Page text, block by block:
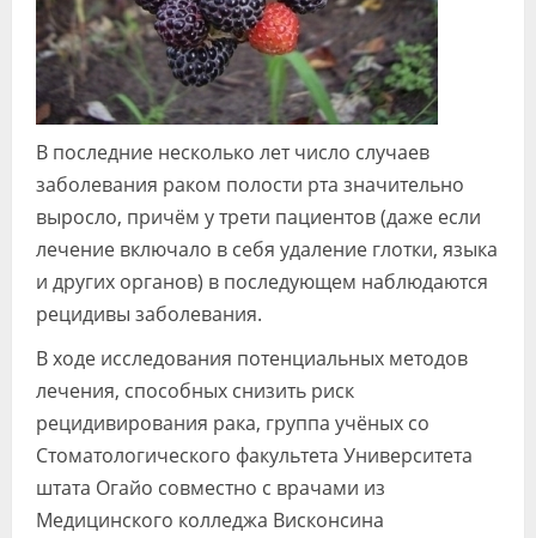
В последние несколько лет число случаев
заболевания раком полости рта значительно
выросло, причём у трети пациентов (даже если
лечение включало в себя удаление глотки, языка
и других органов) в последующем наблюдаются
рецидивы заболевания.
В ходе исследования потенциальных методов
лечения, способных снизить риск
рецидивирования рака, группа учёных со
Стоматологического факультета Университета
штата Огайо совместно с врачами из
Медицинского колледжа Висконсина